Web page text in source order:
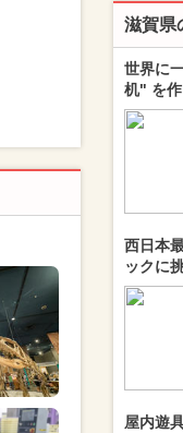
滋賀県
世界に
机" を作
西日本
ックに
屋内遊